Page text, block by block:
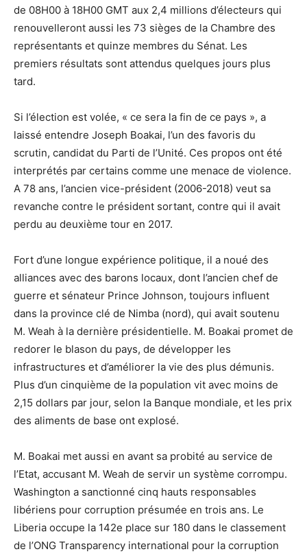
de 08H00 à 18H00 GMT aux 2,4 millions d’électeurs qui
renouvelleront aussi les 73 sièges de la Chambre des
représentants et quinze membres du Sénat. Les
premiers résultats sont attendus quelques jours plus
tard.
Si l’élection est volée, « ce sera la fin de ce pays », a
laissé entendre Joseph Boakai, l’un des favoris du
scrutin, candidat du Parti de l’Unité. Ces propos ont été
interprétés par certains comme une menace de violence.
A 78 ans, l’ancien vice-président (2006-2018) veut sa
revanche contre le président sortant, contre qui il avait
perdu au deuxième tour en 2017.
Fort d’une longue expérience politique, il a noué des
alliances avec des barons locaux, dont l’ancien chef de
guerre et sénateur Prince Johnson, toujours influent
dans la province clé de Nimba (nord), qui avait soutenu
M. Weah à la dernière présidentielle. M. Boakai promet de
redorer le blason du pays, de développer les
infrastructures et d’améliorer la vie des plus démunis.
Plus d’un cinquième de la population vit avec moins de
2,15 dollars par jour, selon la Banque mondiale, et les prix
des aliments de base ont explosé.
M. Boakai met aussi en avant sa probité au service de
l’Etat, accusant M. Weah de servir un système corrompu.
Washington a sanctionné cinq hauts responsables
libériens pour corruption présumée en trois ans. Le
Liberia occupe la 142e place sur 180 dans le classement
de l’ONG Transparency international pour la corruption